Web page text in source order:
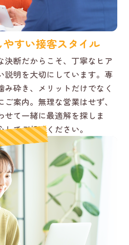
すい接客スタイル
決断だからこそ、丁寧なヒア
説明を大切にしています。専
み砕き、メリットだけでなく
案内。無理な営業はせず、
せて一緒に最適解を探しま
てご相談ください。